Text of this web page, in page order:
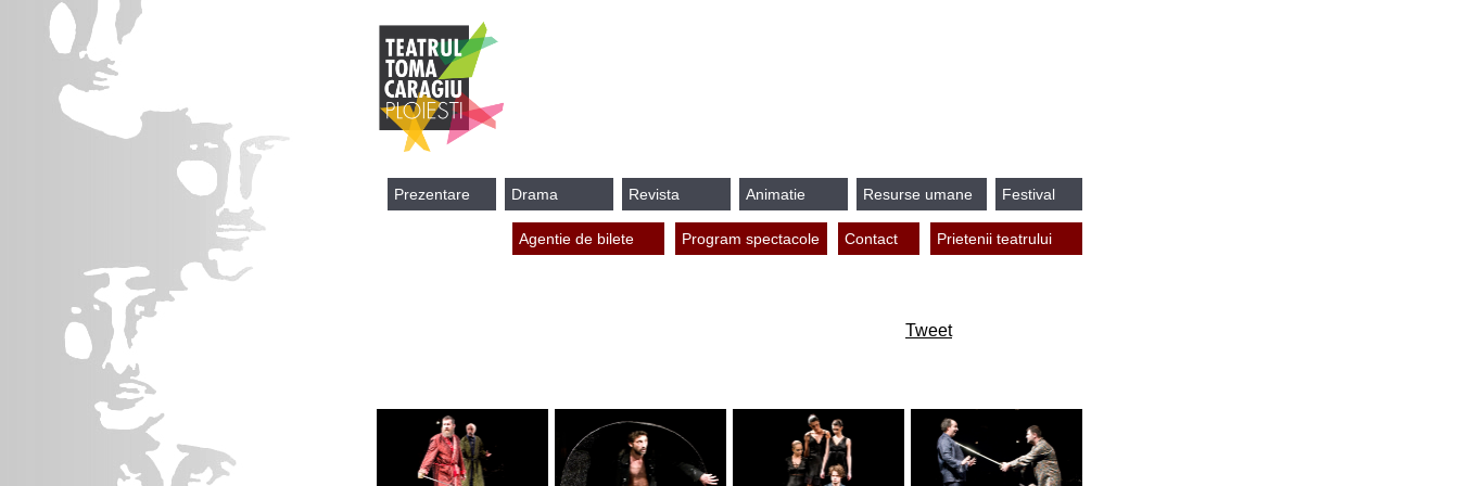
Festival
TC
Resurse umane
Animatie
Revista
Drama
Prezentare
Prietenii teatrului
Contact
Program spectacole
Agentie de bilete
Tweet